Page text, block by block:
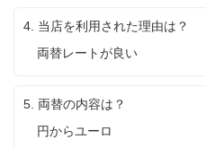
な
4. 当店を利用された理由は？
両替レートが良い
5. 両替の内容は？
円からユーロ